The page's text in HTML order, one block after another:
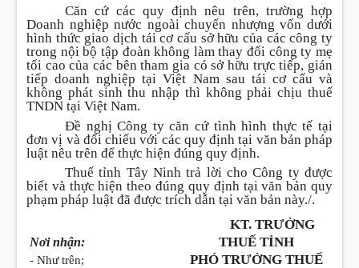
Căn cứ các quy định nêu trên, trường hợp
Doanh nghiệp nước ngoài chuyển nhượng vốn dưới
hình thức giao dịch tái cơ cấu sở hữu của các công ty
trong nội bộ tập đoàn không làm thay đổi công ty mẹ
tối cao của các bên tham gia có sở hữu trực tiếp, gián
tiếp doanh nghiệp tại Việt Nam sau tái cơ cấu và
không phát sinh thu nhập thì không phải chịu thuế
TNDN tại Việt Nam.
Đề nghị Công ty căn cứ tình hình thực tế tại
đơn vị và đối chiếu với các quy định tại văn bản pháp
luật nêu trên để thực hiện đúng quy định.
Thuế tỉnh Tây Ninh trả lời cho Công ty được
biết và thực hiện theo đúng quy định tại văn bản quy
phạm pháp luật đã được trích dẫn tại văn bản này./.
Nơi nhận:
- Như trên;
KT. TRƯỞNG
THUẾ TỈNH
PHÓ TRƯỞNG THUẾ